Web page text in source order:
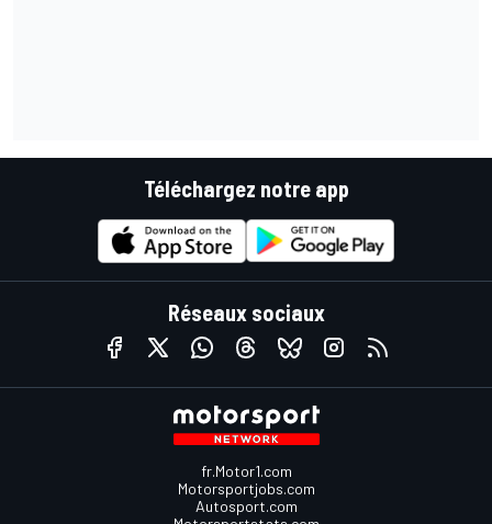
Téléchargez notre app
Réseaux sociaux
fr.Motor1.com
Motorsportjobs.com
Autosport.com